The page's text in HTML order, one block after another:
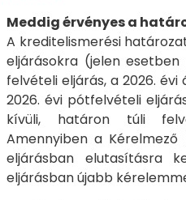
Meddig érvényes a
A kreditelismerési
eljárásokra (jelen esetben
felvételi eljárás, a 2026.
2026. évi pótfelvételi
kívüli, határon túli
Amennyiben a
eljárásban elutasításra
eljárásban újabb